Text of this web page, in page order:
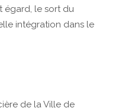
égard, le sort du
intégration dans le
de la Ville de